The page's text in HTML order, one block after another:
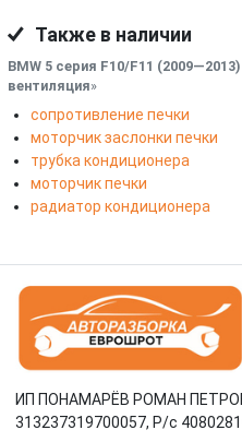
Также в наличии
BMW 5 серия F10/F11 (2009—2013)
вентиляция»
сопротивление печки
моторчик заслонки печки
трубка кондиционера
моторчик печки
радиатор кондиционера
ИП ПОНАМАРЁВ РОМАН
313237319700057, Р/c